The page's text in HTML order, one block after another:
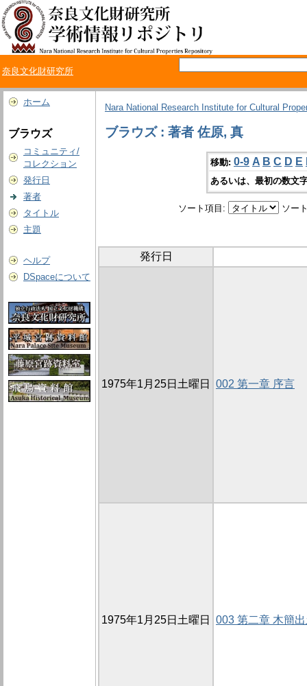
奈良文化財研究所
ホーム
ブラウズ
コミュニティ/
コレクション
発行日
著者
タイトル
主題
ヘルプ
DSpaceについて
Nara National Research Institute for Cultural
ブラウズ : 著者 佐原, 真
移動: 0-9 A B C D E
あるいは、最初の数文
ソート項目: ソー
発行日
1975年1月25日土曜日 002 第一章 序言
1975年1月25日土曜日 003 第二章 木簡